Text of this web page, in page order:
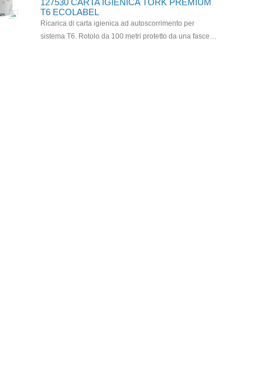
127530 CARTA IGIENICA TORK PREMIUM
T6 ECOLABEL
Ricarica di carta igienica ad autoscorrimento per
sistema T6. Rotolo da 100 metri protetto da una fascetta